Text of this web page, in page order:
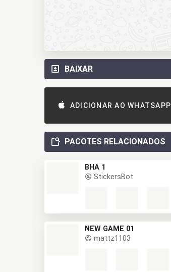
BAIXAR
ADICIONAR AO WHATSAPP
PACOTES RELACIONADOS
BHA 1
StickersBot
NEW GAME 01
mattz1103